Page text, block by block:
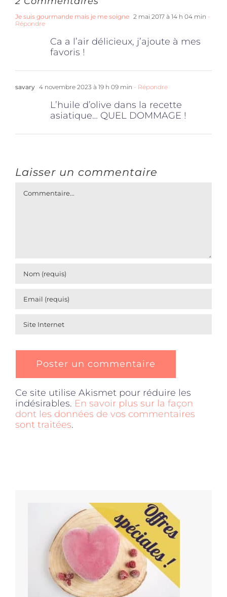
Je suis gourmande mais je me soigne 2 mai 2017 à 14 h 04 min -
Répondre
Ca a l’air délicieux, j’ajoute à mes
favoris !
savary 4 novembre 2023 à 19 h 09 min - Répondre
L’huile d’olive dans la recette
asiatique… QUEL DOMMAGE !
Laisser un commentaire
Ce site utilise Akismet pour réduire les
indésirables. En savoir plus sur la façon
dont les données de vos commentaires
sont traitées.